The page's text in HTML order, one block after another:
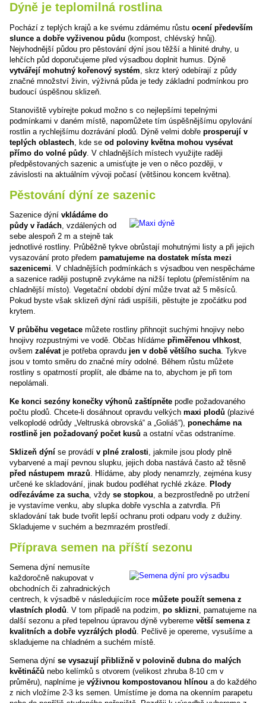
Dýně je teplomilná rostlina
Pochází z teplých krajů a ke svému zdárnému růstu ocení především
slunce a dobře vyživenou půdu (kompost, chlévský hnůj).
Nejvhodnější půdou pro pěstování dýní jsou těžší a hlinité druhy, u
lehčích půd doporučujeme před výsadbou doplnit humus. Dýně
vytvářejí mohutný kořenový systém , skrz který odebírají z půdy
značné množství živin, výživná půda je tedy základní podmínkou pro
budoucí úspěšnou sklizeň.
Stanoviště vybírejte pokud možno s co nejlepšími tepelnými
podmínkami v daném místě, napomůžete tím úspěšnějšímu opylování
rostlin a rychlejšímu dozrávání plodů. Dýně velmi dobře prosperují v
teplých oblastech , kde se od poloviny května mohou vysévat
přímo do volné půdy . V chladnějších místech využijte raději
předpěstovaných sazenic a umisťujte je ven o něco později, v
závislosti na aktuálním vývoji počasí (většinou koncem května).
Pěstování dýní ze sazenic
Sazenice dýní vkládáme do
půdy v řadách , vzdálených od
sebe alespoň 2 m a stejně tak
jednotlivé rostliny. Průběžně tykve obrůstají mohutnými listy a při jejich
vysazování proto předem pamatujeme na dostatek místa mezi
sazenicemi . V chladnějších podmínkách s výsadbou ven nespěcháme
a sazenice raději postupně zvykáme na nižší teplotu (přemístěním na
chladnější místo). Vegetační období dýní může trvat až 5 měsíců.
Pokud byste však sklizeň dýní rádi uspíšili, pěstujte je zpočátku pod
krytem.
V průběhu vegetace můžete rostliny přihnojit suchými hnojivy nebo
hnojivy rozpustnými ve vodě. Občas hlídáme přiměřenou vlhkost,
ovšem zalévatje potřeba opravdu jen v době většího sucha . Tykve
jsou v tomto směru do značné míry odolné. Během růstu můžete
rostliny s opatrností proplít, ale dbáme na to, abychom je při tom
nepolámali.
Ke konci sezóny konečky výhonů zaštípněte podle požadovaného
počtu plodů. Chcete-li dosáhnout opravdu velkých maxi plodů (plazivé
velkoplodé odrůdy „Veltruská obrovská“ a „Goliáš“), ponecháme na
rostlině jen požadovaný počet kusů a ostatní včas odstraníme.
Sklizeň dýní se provádí v plné zralosti , jakmile jsou plody plně
vybarvené a mají pevnou slupku, jejich doba nastává často až těsně
před nástupem mrazů . Hlídáme, aby plody nenamrzly, zejména kusy
určené ke skladování, jinak budou podléhat rychlé zkáze.
Plody
odřezáváme za sucha , vždy se stopkou , a bezprostředně po utržení
je vystavíme venku, aby slupka dobře vyschla a zatvrdla. Při
skladování tak bude tvořit lepší ochranu proti odparu vody z dužiny.
Skladujeme v suchém a bezmrazém prostředí.
Příprava semen na příští sezonu
Semena dýní nemusíte
každoročně nakupovat v
obchodních či zahradnických
centrech, k výsadbě v následujícím roce můžete použít semena z
vlastních plodů. V tom případě na podzim, po sklizni, pamatujeme na
další sezonu a před tepelnou úpravou dýně vybereme větší semena z
kvalitních a dobře vyzrálých plodů. Pečlivě je opereme, vysušíme a
skladujeme na chladném a suchém místě.
Semena dýní se vysazují přibližně v polovině dubna do malých
květináčů nebo kelímků s otvorem (velikost zhruba 8-10 cm v
průměru), naplníme je výživnou kompostovanou hlínou a do každého
z nich vložíme 2-3 ks semen. Umístíme je doma na okenním parapetu